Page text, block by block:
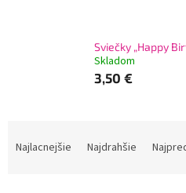
Sviečky „Happy
Skladom
3,50 €
Najlacnejšie Najdrahšie